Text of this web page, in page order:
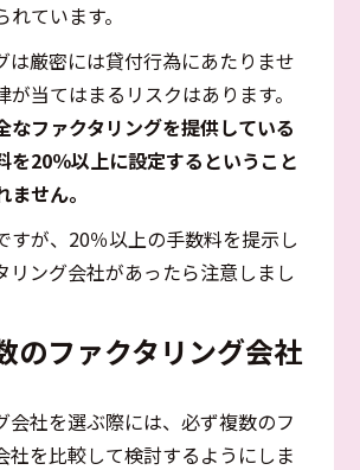
ています。
は厳密には貸付行為にあたりませ
が当てはまるリスクはあります。
なファクタリングを提供している
を20％以上に設定するということ
せん。
すが、20％以上の手数料を提示し
リング会社があったら注意しまし
のファクタリング会社
会社を選ぶ際には、必ず複数のフ
社を比較して検討するようにしま